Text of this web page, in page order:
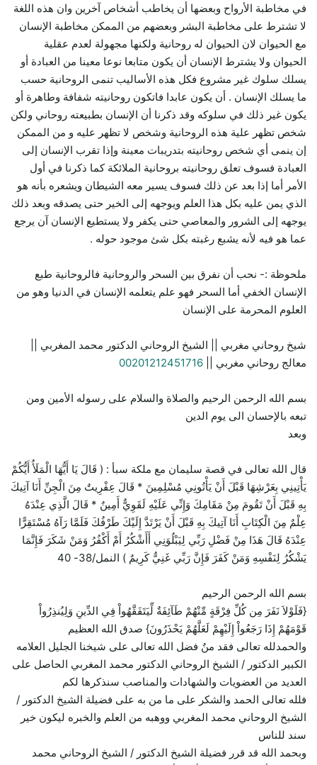
في مخاطبة الأرواح وبعضها أن يخاطب أشخاص آخرين وان هذه اللغة
لا تشترط على مخاطبة البشر وبعضهم من الممكن مخاطبة الإنسان
مع الحيوان لان الحيوان له روحانية ولكنها مجهولة لعدم عقلية
الحيوان ولا يشترط الإنسان أن يكون متابعا نوعا معينا من العبادة أو
يسلك سلوك غير مشروع فكل هذه الأساليب تنمى الروحانية حسب
ما يسلك الإنسان . أن يكون عابدا فاتكون روحانيته شفافة وطاهرة أو
يكون غير ذلك في سلوكه وقد ذكرنا أن الإنسان بطبيعته روحاني ولكن
شخص تظهر علية هذه الروحانية وشخص لا تظهر عليه و من الممكن
إن ينمى أي شخص روحانيته بتدريبات معينة وإذا تقرب الإنسان إلى
العبادة فسوف تعلق روحانيته بروحانية الملائكة كما ذكرنا في أول
الأمر أما إذا بعد عن ذلك فسوف يسير معه الشيطان ويشعره بأنه هو
الذي يمن عليه بكل هذا العلم ويوجهه إلى الخير حتى يصدقه وبعد ذلك
يوجهه إلى الشرور والمعاصي حتى يكفر ولا يستطيع الإنسان آن يرجع
عما هو فيه لأنه يشبع رغبته بكل شئ موجود حوله .
ملحوظة :- نحب أن نفرق بين السحر والروحانية فالروحانية طبع
الإنسان الخفي أما السحر فهو علم يتعلمه الإنسان في الدنيا وهو من
العلوم المحرمة على الإنسان
شيخ روحاني مغربي || الشيخ الروحاني الدكتور محمد المغربي ||
معالج روحاني مغربي || 00201212451716
بسم الله الرحمن الرحيم والصلاة والسلام على رسوله الأمين ومن
تبعه بالإحسان الى يوم الدين
وبعد
قال الله تعالى في قصة سليمان مع ملكة سبأ : ( قَالَ يَا أَيُّهَا الْمَلَأُ أَيُّكُمْ
يَأْتِينِي بِعَرْشِهَا قَبْلَ أَنْ يَأْتُونِي مُسْلِمِينَ * قَالَ عِفْرِيتٌ مِنَ الْجِنِّ أَنَا آتِيكَ
بِهِ قَبْلَ أَنْ تَقُومَ مِنْ مَقَامِكَ وَإِنِّي عَلَيْهِ لَقَوِيٌّ أَمِينٌ * قَالَ الَّذِي عِنْدَهُ
عِلْمٌ مِنَ الْكِتَابِ أَنَا آتِيكَ بِهِ قَبْلَ أَنْ يَرْتَدَّ إِلَيْكَ طَرْفُكَ فَلَمَّا رَآهُ مُسْتَقِرًّا
عِنْدَهُ قَالَ هَذَا مِنْ فَضْلِ رَبِّي لِيَبْلُوَنِي أَأَشْكُرُ أَمْ أَكْفُرُ وَمَنْ شَكَرَ فَإِنَّمَا
يَشْكُرُ لِنَفْسِهِ وَمَنْ كَفَرَ فَإِنَّ رَبِّي غَنِيٌّ كَرِيمٌ ) النمل/38- 40
بسم الله الرحمن الرحيم
{فَلَوْلاَ نَفَرَ مِن كُلِّ فِرْقَةٍ مِّنْهُمْ طَآئِفَةٌ لِّيَتَفَقَّهُواْ فِي الدِّينِ وَلِيُنذِرُواْ
قَوْمَهُمْ إِذَا رَجَعُواْ إِلَيْهِمْ لَعَلَّهُمْ يَحْذَرُونَ} صدق الله العظيم
والحمدلله تعالى فقد منٌ فضل الله تعالى على شيخنا الجليل العلامه
الكبير الدكتور / الشيخ الروحاني الدكتور محمد المغربي الحاصل على
العديد من العضويات والشهادات والمناصب سنذكرها لكم
فلله تعالى الحمد والشكر على ما من به على فضيلة الشيخ الدكتور /
الشيخ الروحاني محمد المغربي ووهبه من العلم والخبره ليكون خير
سند للناس
وبحمد الله قد قرر فضيلة الشيخ الدكتور / الشيخ الروحاني محمد